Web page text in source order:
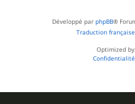
Développé par phpBB®
Traduction
Optimized by:
Confidentialité